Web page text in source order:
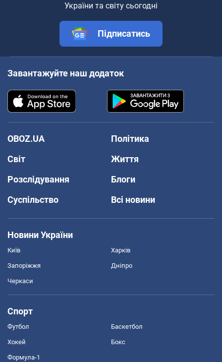
України та світу сьогодні
Підписатись
Завантажуйте наш додаток
OBOZ.UA
Політика
Світ
Життя
Розслідування
Блоги
Суспільство
Всі новини
Новини України
Київ Харків
Запоріжжя Дніпро
Черкаси
Спорт
Футбол Баскетбол
Хокей Бокс
Формула-1